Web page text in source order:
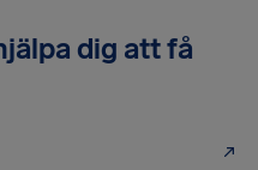
dig att få